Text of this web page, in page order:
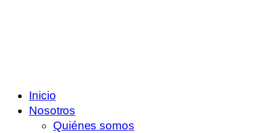
Inicio
Nosotros
Quiénes somos